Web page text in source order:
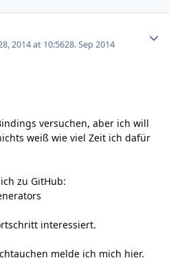
2014 at 10:5628. Sep 2014
versuchen, aber ich will
weiß wie viel Zeit ich dafür
zu GitHub:
interessiert.
melde ich mich hier.